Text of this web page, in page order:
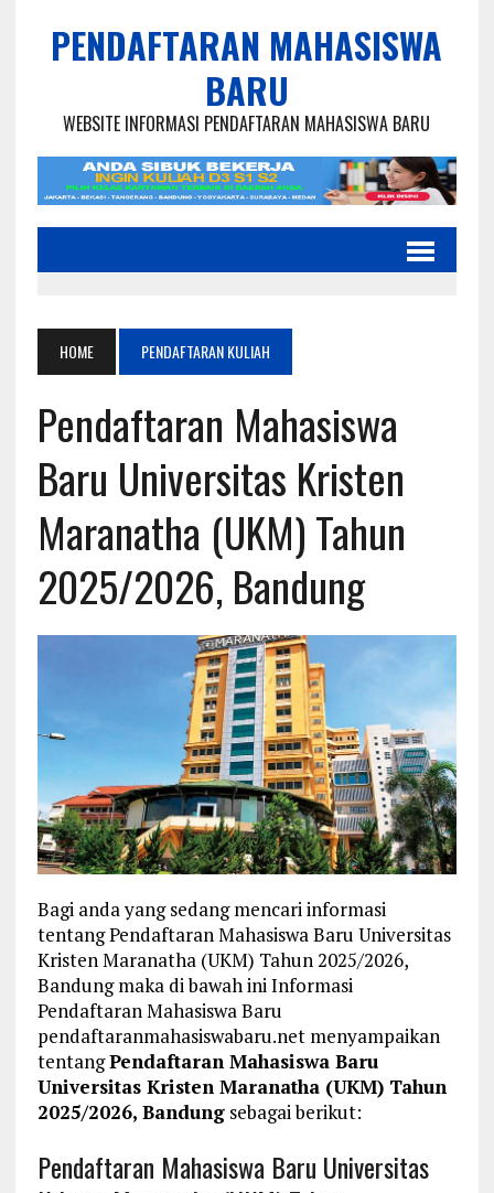
PENDAFTARAN MAHASISWA
BARU
WEBSITE INFORMASI PENDAFTARAN MAHASISWA BARU
HOME PENDAFTARAN KULIAH
Pendaftaran Mahasiswa
Baru Universitas Kristen
Maranatha (UKM) Tahun
2025/2026, Bandung
Bagi anda yang sedang mencari informasi
tentang Pendaftaran Mahasiswa Baru Universitas
Kristen Maranatha (UKM) Tahun 2025/2026,
Bandung maka di bawah ini Informasi
Pendaftaran Mahasiswa Baru
pendaftaranmahasiswabaru.net menyampaikan
tentangPendaftaran Mahasiswa Baru
Universitas Kristen Maranatha (UKM) Tahun
2025/2026, Bandungsebagai berikut:
Pendaftaran Mahasiswa Baru Universitas